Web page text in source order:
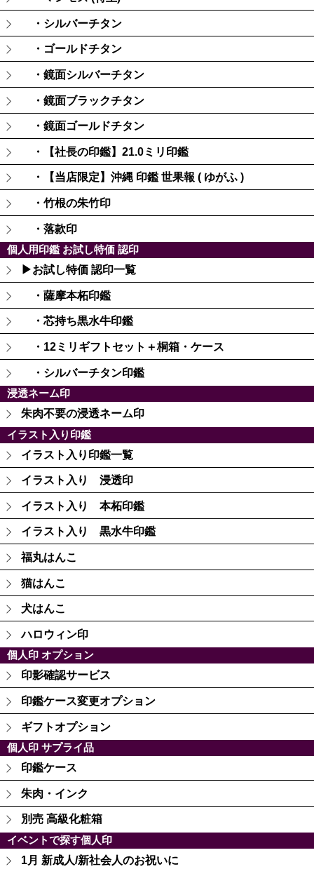
・シルバーチタン
・ゴールドチタン
・鏡面シルバーチタン
・鏡面ブラックチタン
・鏡面ゴールドチタン
・【社長の印鑑】21.0ミリ印鑑
・【当店限定】沖縄 印鑑 世果報 ( ゆがふ )
・竹根の朱竹印
・落款印
個人用印鑑 お試し特価 認印
▶お試し特価 認印一覧
・薩摩本柘印鑑
・芯持ち黒水牛印鑑
・12ミリギフトセット＋桐箱・ケース
・シルバーチタン印鑑
浸透ネーム印
朱肉不要の浸透ネーム印
イラスト入り印鑑
イラスト入り印鑑一覧
イラスト入り 浸透印
イラスト入り 本柘印鑑
イラスト入り 黒水牛印鑑
福丸はんこ
猫はんこ
犬はんこ
ハロウィン印
個人印 オプション
印影確認サービス
印鑑ケース変更オプション
ギフトオプション
個人印 サプライ品
印鑑ケース
朱肉・インク
別売 高級化粧箱
イベントで探す個人印
1月 新成人/新社会人のお祝いに